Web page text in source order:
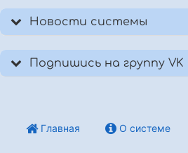
Новости системы
Подпишись на группу VK
Главная О системе